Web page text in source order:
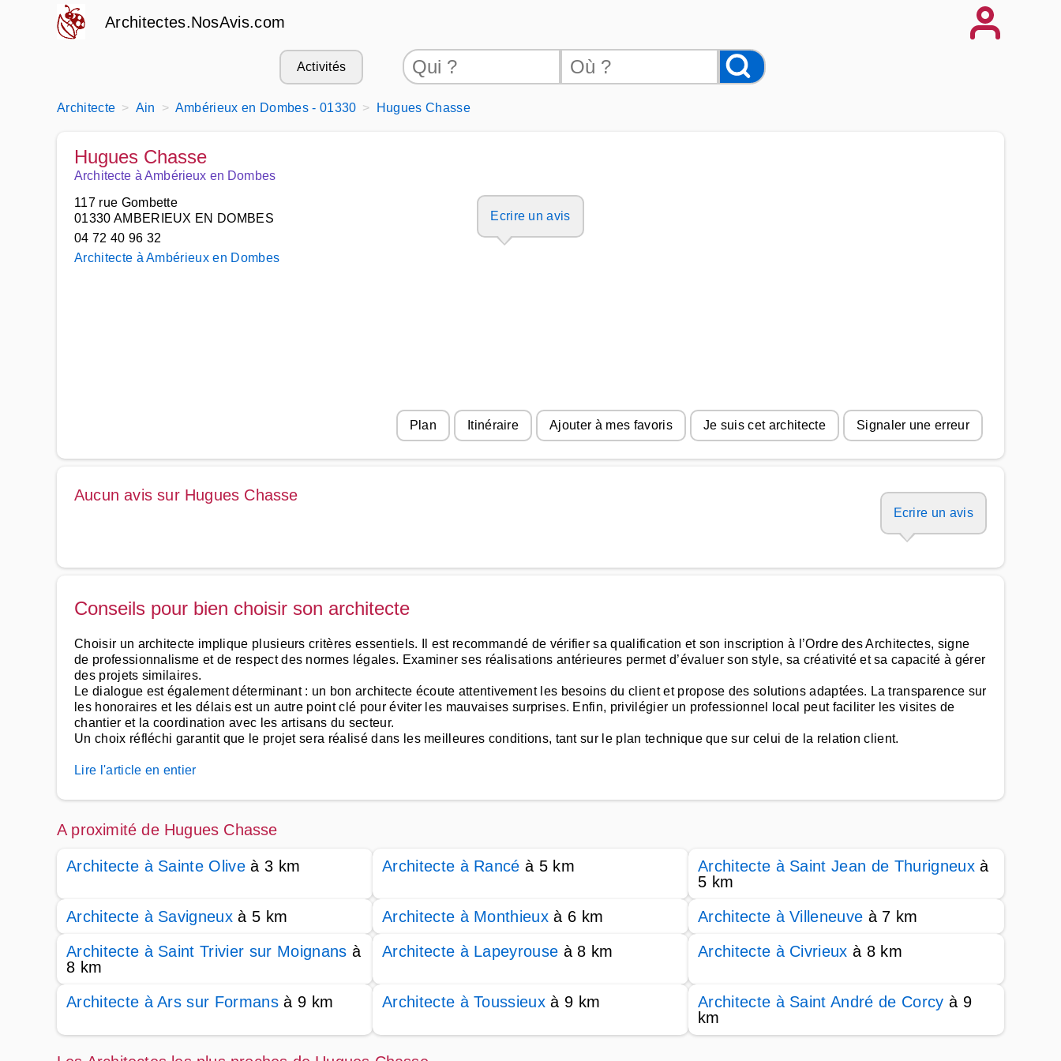
Architectes.NosAvis.com
Activités
Architecte Ain Ambérieux en Dombes - 01330 Hugues Chasse
Hugues Chasse
Architecte à Ambérieux en Dombes
117 rue Gombette
01330 AMBERIEUX EN DOMBES
04 72 40 96 32
Architecte à Ambérieux en Dombes
Ecrire un avis
Plan Itinéraire Ajouter à mes favoris Je suis cet architecte Signaler une erreur
Aucun avis sur Hugues Chasse
Ecrire un avis
Conseils pour bien choisir son architecte
Choisir un architecte implique plusieurs critères essentiels. Il est recommandé de vérifier sa qualification et son inscription à l’Ordre des Architectes, signe
de professionnalisme et de respect des normes légales. Examiner ses réalisations antérieures permet d’évaluer son style, sa créativité et sa capacité à gérer
des projets similaires.
Le dialogue est également déterminant : un bon architecte écoute attentivement les besoins du client et propose des solutions adaptées. La transparence sur
les honoraires et les délais est un autre point clé pour éviter les mauvaises surprises. Enfin, privilégier un professionnel local peut faciliter les visites de
chantier et la coordination avec les artisans du secteur.
Un choix réfléchi garantit que le projet sera réalisé dans les meilleures conditions, tant sur le plan technique que sur celui de la relation client.
Lire l'article en entier
A proximité de Hugues Chasse
Architecte à Sainte Olive à 3 km Architecte à Rancé à 5 km Architecte à Saint Jean de Thurigneuxà
5 km
Architecte à Savigneux à 5 km Architecte à Monthieux à 6 km Architecte à Villeneuve à 7 km
Architecte à Saint Trivier sur Moignans à
8 km
Architecte à Lapeyrouse à 8 km Architecte à Civrieux à 8 km
Architecte à Ars sur Formansà 9 km Architecte à Toussieux à 9 km Architecte à Saint André de Corcy à 9
km